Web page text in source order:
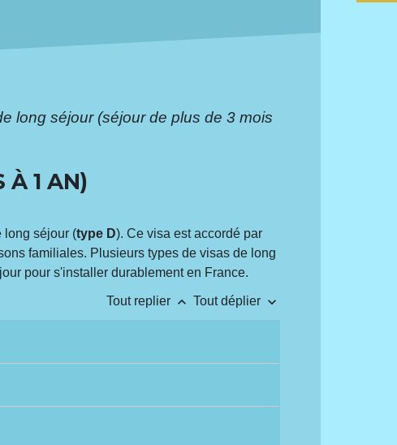
long séjour (séjour de plus de 3 mois
À 1 AN)
long séjour (type D). Ce visa est accordé par
familiales. Plusieurs types de visas de long
pour s'installer durablement en France.
Tout replier keyboard_arrow_up Tout déplier keyboard_arrow_down